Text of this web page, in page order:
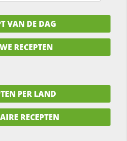
VAN DE DAG
RECEPTEN
PER LAND
RECEPTEN